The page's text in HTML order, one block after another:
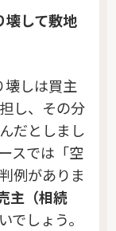
壊して敷地
壊しは買主
し、その分
だとしまし
スでは「空
例がありま
主（相続
でしょう。